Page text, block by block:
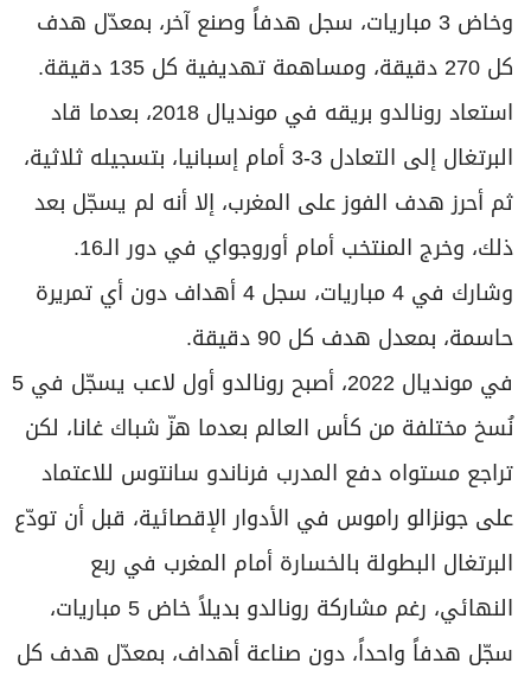
وخاض 3 مباريات، سجل هدفاً وصنع آخر، بمعدّل هدف
كل 270 دقيقة، ومساهمة تهديفية كل 135 دقيقة.
استعاد رونالدو بريقه في مونديال 2018، بعدما قاد
البرتغال إلى التعادل 3-3 أمام إسبانيا، بتسجيله ثلاثية،
ثم أحرز هدف الفوز على المغرب، إلا أنه لم يسجّل بعد
ذلك، وخرج المنتخب أمام أوروجواي في دور الـ16.
وشارك في 4 مباريات، سجل 4 أهداف دون أي تمريرة
حاسمة، بمعدل هدف كل 90 دقيقة.
في مونديال 2022، أصبح رونالدو أول لاعب يسجّل في 5
نُسخ مختلفة من كأس العالم بعدما هزّ شباك غانا، لكن
تراجع مستواه دفع المدرب فرناندو سانتوس للاعتماد
على جونزالو راموس في الأدوار الإقصائية، قبل أن تودّع
البرتغال البطولة بالخسارة أمام المغرب في ربع
النهائي، رغم مشاركة رونالدو بديلاً خاض 5 مباريات،
سجّل هدفاً واحداً، دون صناعة أهداف، بمعدّل هدف كل